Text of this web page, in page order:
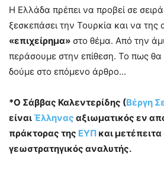
Η Ελλάδα πρέπει να προβεί σε
ξεσκεπάσει την Τουρκία και να της
«επιχείρημα» στο θέμα. Από την
περάσουμε στην επίθεση. Το πως θα
δούμε στο επόμενο άρθρο…
*Ο Σάββας Καλεντερίδης (Βέργη
είναιΈλληνας αξιωματικός εν
πράκτορας της ΕΥΠ και
γεωστρατηγικός αναλυτής.